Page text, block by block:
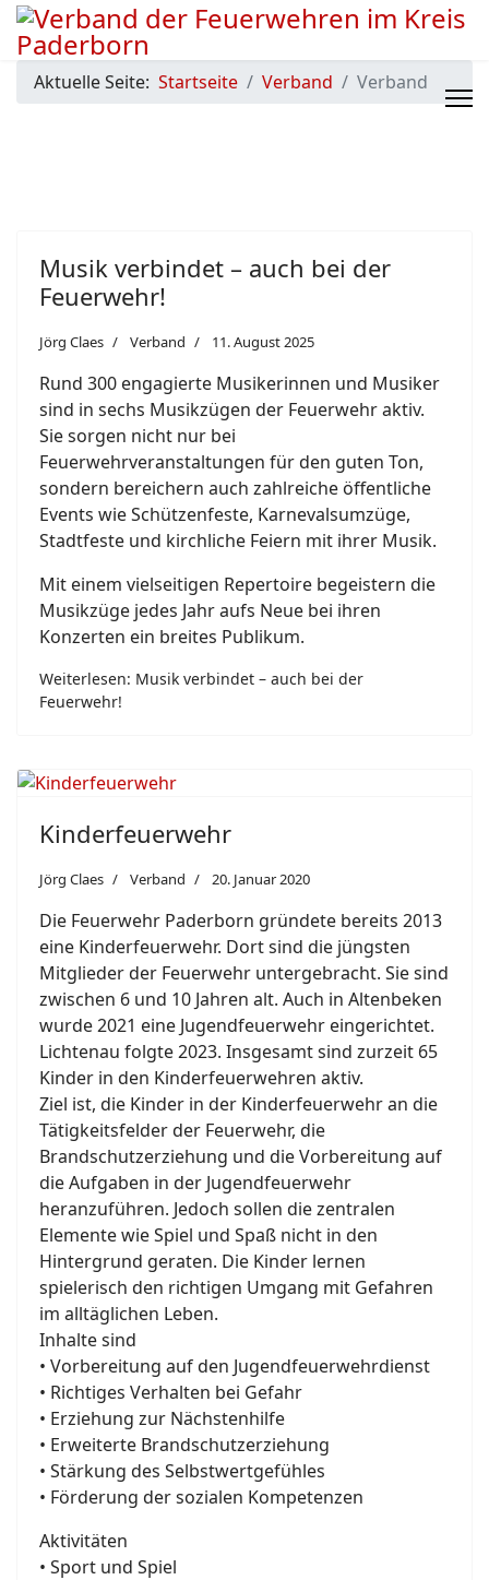
Aktuelle Seite: Startseite Verband Verband
Musik verbindet – auch bei der
Feuerwehr!
Jörg Claes Verband 11. August 2025
Rund 300 engagierte Musikerinnen und Musiker
sind in sechs Musikzügen der Feuerwehr aktiv.
Sie sorgen nicht nur bei
Feuerwehrveranstaltungen für den guten Ton,
sondern bereichern auch zahlreiche öffentliche
Events wie Schützenfeste, Karnevalsumzüge,
Stadtfeste und kirchliche Feiern mit ihrer Musik.
Mit einem vielseitigen Repertoire begeistern die
Musikzüge jedes Jahr aufs Neue bei ihren
Konzerten ein breites Publikum.
Weiterlesen: Musik verbindet – auch bei der
Feuerwehr!
Kinderfeuerwehr
Jörg Claes Verband 20. Januar 2020
Die Feuerwehr Paderborn gründete bereits 2013
eine Kinderfeuerwehr. Dort sind die jüngsten
Mitglieder der Feuerwehr untergebracht. Sie sind
zwischen 6 und 10 Jahren alt. Auch in Altenbeken
wurde 2021 eine Jugendfeuerwehr eingerichtet.
Lichtenau folgte 2023. Insgesamt sind zurzeit 65
Kinder in den Kinderfeuerwehren aktiv.
Ziel ist, die Kinder in der Kinderfeuerwehr an die
Tätigkeitsfelder der Feuerwehr, die
Brandschutzerziehung und die Vorbereitung auf
die Aufgaben in der Jugendfeuerwehr
heranzuführen. Jedoch sollen die zentralen
Elemente wie Spiel und Spaß nicht in den
Hintergrund geraten. Die Kinder lernen
spielerisch den richtigen Umgang mit Gefahren
im alltäglichen Leben.
Inhalte sind
• Vorbereitung auf den Jugendfeuerwehrdienst
• Richtiges Verhalten bei Gefahr
• Erziehung zur Nächstenhilfe
• Erweiterte Brandschutzerziehung
• Stärkung des Selbstwertgefühles
• Förderung der sozialen Kompetenzen
Aktivitäten
• Sport und Spiel